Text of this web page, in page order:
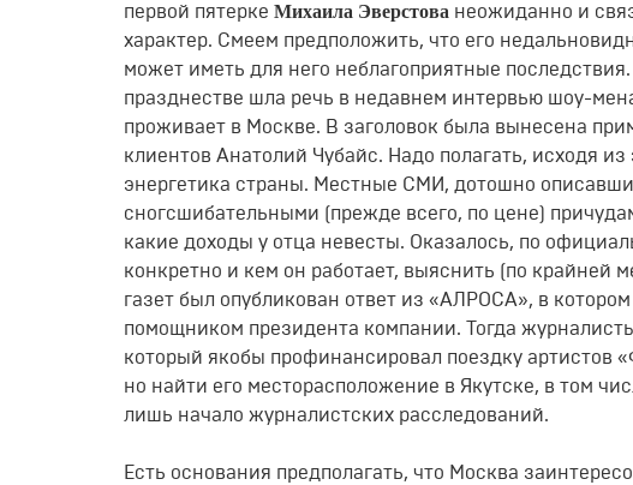
первой пятерке Михаила Эверстова неожиданно и
характер. Смеем предположить, что его
может иметь для него неблагоприятные
празднестве шла речь в недавнем интервью шоу-
проживает в Москве. В заголовок была вынесена
клиентов Анатолий Чубайс. Надо полагать, исходя
энергетика страны. Местные СМИ, дотошно
сногсшибательными (прежде всего, по цене)
какие доходы у отца невесты. Оказалось, по
конкретно и кем он работает, выяснить (по крайней
газет был опубликован ответ из «АЛРОСА», в
помощником президента компании. Тогда
который якобы профинансировал поездку артистов
но найти его месторасположение в Якутске, в том
лишь начало журналистских расследований.
Есть основания предполагать, что Москва